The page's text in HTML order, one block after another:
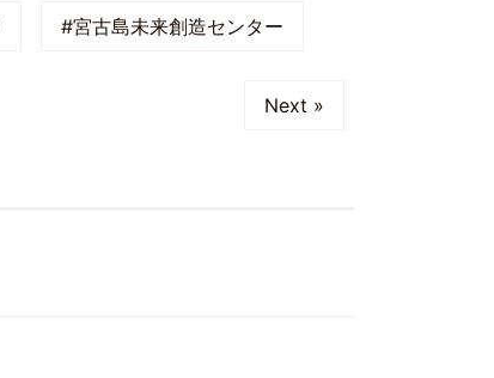
#宮古島未来創造センター
Next »